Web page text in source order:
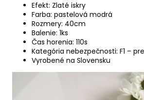
Efekt: Zlaté iskry
Farba: pastelová modrá
Rozmery: 40cm
Balenie: 1ks
Čas horenia: 110s
Kategória nebezpečnosti: F1 –
Vyrobené na Slovensku